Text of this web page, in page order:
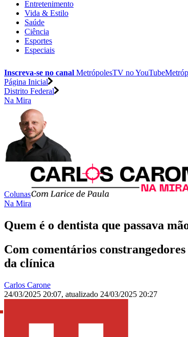
Entretenimento
Vida & Estilo
Saúde
Ciência
Esportes
Especiais
Inscreva-se no canal MetrópolesTV noYouTube
Página Inicial
Distrito Federal
Na Mira
Colunas
Na Mira
Quem é o dentista que passava
Com comentários
da clínica
Carlos Carone
24/03/2025 20:07, atualizado 24/03/2025 20:27